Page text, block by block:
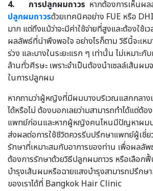
4.
การปลูกผมถาวร หากต้องการเห็นผ
ปลูกผมถาวรด้วยเทคนิคอย่าง FUE หรือ
มาก แต่ถึงแม้ว่าจะมีค่าใช้จ่ายที่สูงและต้องใช้
ผลลัพธ์ที่น่าพึงพอใจ อย่างไรก็ตาม วิธีนี้จะเห
ร่วง และบางในระยะแรก ๆ เท่านั้น ไม่เหมาะ
ล้านทั่วศีรษะ เพราะจำเป็นต้องนำเซลล์เส้นผ
ในการปลูกผม
หากถามว่าผู้หญิงที่มีผมบางบริเวณแสกกลาง
ได้หรือไม่ ต้องบอกเลยว่ามสามารถทำได้แต่ต้อ
แพทย์ก่อนและหากผู้หญิงคนไหนมีปัญหาผมบ
ส่งผลต่อการใช้ชีวิตควรรีบปรึกษาแพทย์ผู้เชี่ย
รักษาที่เหมาะสมกับอาการของท่าน เพื่อผลลั
ต้องการรักษาด้วยวิธีปลูกผมถาวร หรือเลือก
บำรุงเส้นผมหรือฉายแสงบำรุงสามารถปรึก
ของเราได้ที่ Bangkok Hair Clinic